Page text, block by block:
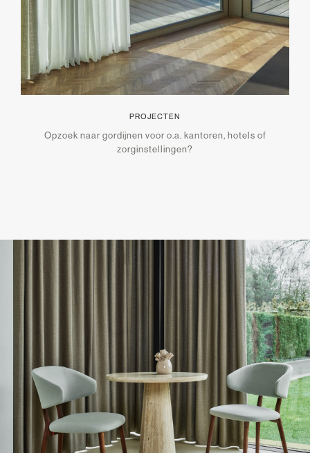
PROJECTEN
Opzoek naar gordijnen voor o.a. kantoren, hotels of
zorginstellingen?